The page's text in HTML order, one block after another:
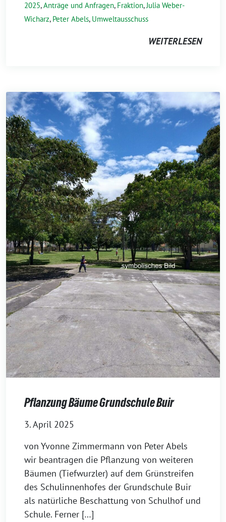
2025,Anträge und Anfragen, Fraktion,Julia Weber-
Wicharz, Peter Abels, Umweltausschuss
WEITERLESEN
Pflanzung Bäume Grundschule Buir
3. April 2025
von Yvonne Zimmermann von Peter Abels
wir beantragen die Pflanzung von weiteren
Bäumen (Tiefwurzler) auf dem Grünstreifen
des Schulinnenhofes der Grundschule Buir
als natürliche Beschattung von Schulhof und
Schule. Ferner […]